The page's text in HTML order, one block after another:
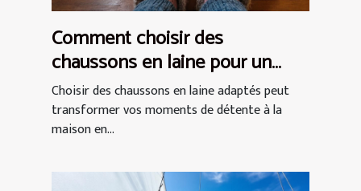
Comment choisir des
chaussons en laine pour un
confort optimal ?
Choisir des chaussons en laine adaptés peut
transformer vos moments de détente à la
maison en...